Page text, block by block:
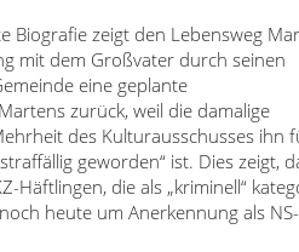
Biografie zeigt den Lebensweg
mit dem Großvater durch seinen
eine geplante
zurück, weil die damalige
des Kulturausschusses ihn
geworden“ ist. Dies zeigt,
Häftlingen, die als „kriminell“
heute um Anerkennung als